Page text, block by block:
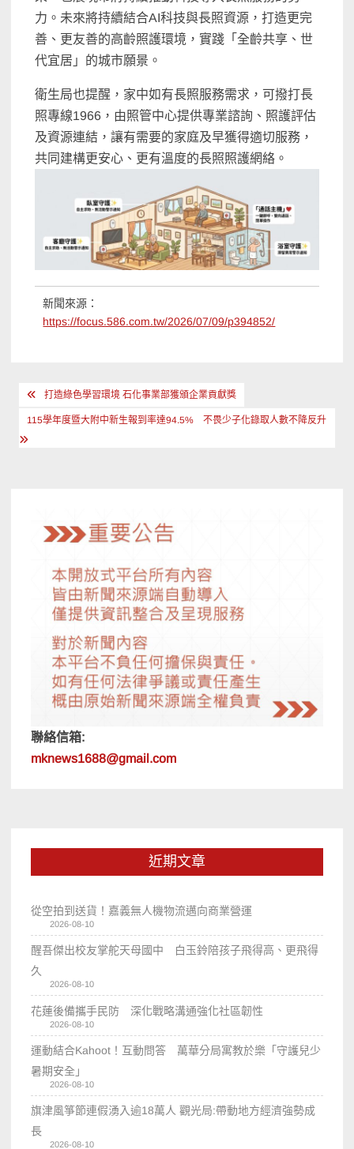
力。未來將持續結合AI科技與長照資源，打造更完
善、更友善的高齡照護環境，實踐「全齡共享、世
代宜居」的城市願景。
衛生局也提醒，家中如有長照服務需求，可撥打長
照專線1966，由照管中心提供專業諮詢、照護評估
及資源連結，讓有需要的家庭及早獲得適切服務，
共同建構更安心、更有溫度的長照照護網絡。
新聞來源：
https://focus.586.com.tw/2026/07/09/p394852/
文
章
導
打造綠色學習環境 石化事業部獲頒企業貢獻獎
115學年度暨大附中新生報到率達94.5% 不畏少子化錄取人數不降反升
聯絡信箱:
mknews1688@gmail.com
近期文章
從空拍到送貨！嘉義無人機物流邁向商業營運
2026-08-10
醒吾傑出校友掌舵天母國中 白玉鈴陪孩子飛得高、更飛得
久
2026-08-10
花蓮後備攜手民防 深化戰略溝通強化社區韌性
2026-08-10
運動結合Kahoot！互動問答 萬華分局寓教於樂「守護兒少
暑期安全」
2026-08-10
旗津風箏節連假湧入逾18萬人 觀光局:帶動地方經濟強勢成
長
2026-08-10